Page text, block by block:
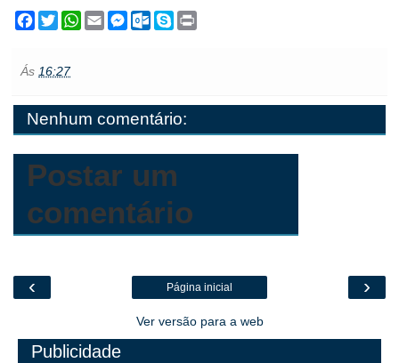
F
a
b
o
k
T
w
t
r
W
h
p
p
E
m
M
e
g
e
r
O
u
k
.
c
S
k
Ás 16:27
Nenhum comentário:
Postar um
comentário
‹ ›
Página inicial
Ver versão para a web
Publicidade